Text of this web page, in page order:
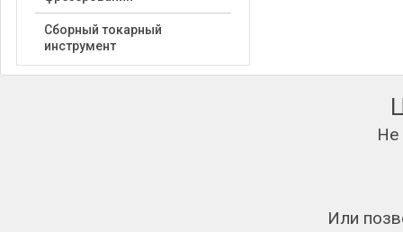
Сборный токарный
инструмент
Не
Или